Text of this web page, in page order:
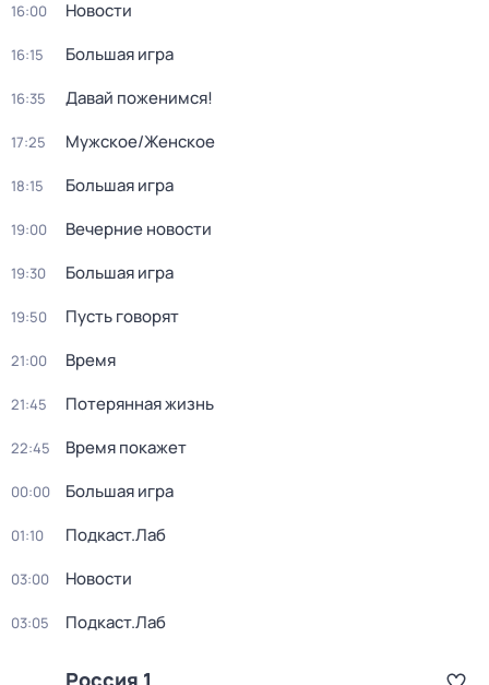
16:00 Новости
16:15 Большая игра
16:35 Давай поженимся!
17:25 Мужское/Женское
18:15 Большая игра
19:00 Вечерние новости
19:30 Большая игра
19:50 Пусть говорят
21:00 Время
21:45 Потерянная жизнь
22:45 Время покажет
00:00 Большая игра
01:10 Подкаст.Лаб
03:00 Новости
03:05 Подкаст.Лаб
Россия 1